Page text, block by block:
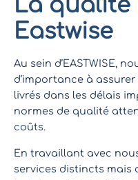
La qualité
Eastwise
Au sein d’EASTWISE,
d’importance à
livrés dans les délais
normes de qualité
coûts.
En travaillant avec
services distincts mais